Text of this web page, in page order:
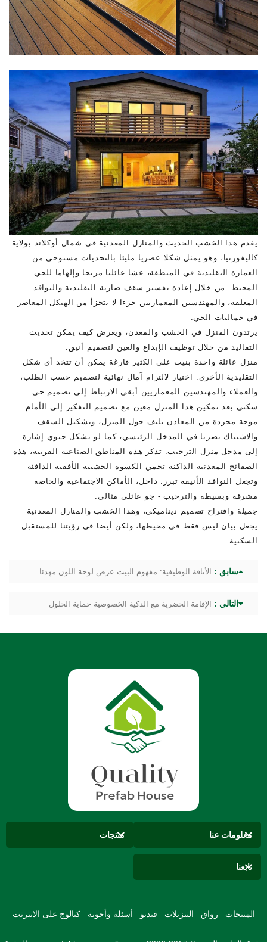
يقدم هذا الخشب الحديث والمنازل المعدنية في شمال أوكلاند بولاية
كاليفورنيا، وهو يمثل شكلا عصريا مليئا بالتحديات مستوحى من
العمارة التقليدية في المنطقة، عشا عائليا مريحا وإلهاما للحي
المحيط. من خلال إعادة تفسير سقف ضارية التقليدية والنوافذ
المعلقة، والمهندسين المعماريين جزءا لا يتجزأ من الهيكل المعاصر
في جماليات الحي.
يرتدون المنزل في الخشب والمعدن، ويعرض كيف يمكن تحديث
التقاليد من خلال توظيف الإبداع والعين لتصميم أنيق.
منزل عائلة واحدة بنيت على الكثير فارغة يمكن أن تتخذ أي شكل
التقليدية الأخرى. اختيار لالتزام آمال نهائية لتصميم حسب الطلب،
والعملاء والمهندسين المعماريين أبقى الارتباط إلى تصميم حي
سكني بعد تمكين هذا المنزل معين مع تصميم التفكير إلى الأمام.
موجة مجردة من المعادن يلتف حول المنزل، وتشكيل السقف
والاشتباك بصريا في المدخل الرئيسي، كما لو بشكل حيوي إشارة
إلى مدخل منزل الترحيب. تذكر هذه المناطق الصناعية القريبة، هذه
الصفائح المعدنية الداكنة تحمي الكسوة الخشبية الأفقية الدافئة
وتجعل النوافذ الأنيقة تبرز. داخل، الأماكن الاجتماعية والخاصة
مشرقة وبسيطة والترحيب - جو عائلي مثالي.
جميلة واقتراح تصميم ديناميكي، وهذا الخشب والمنازل المعدنية
يجعل بيان ليس فقط في محيطها، ولكن أيضا في رؤيتنا للمستقبل
السكنية.
سابق : الأناقة الوظيفية: مفهوم البيت عرض لوحة اللون مهدئا
التالي : الإقامة الحضرية مع الذكية الخصوصية حماية الحلول
معلومات عنا منتجات
تابعنا
المنتجات رواق التنزيلات فيديو أسئلة وأجوبة كتالوج على الانترنت